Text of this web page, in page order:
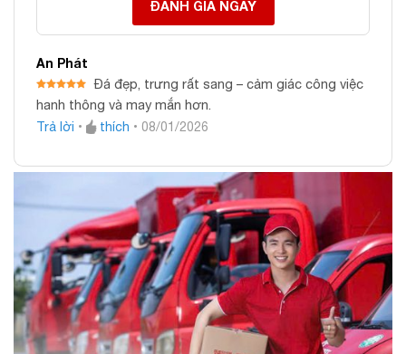
Ảnh cận cảnh Tác phẩm Tiên Cảnh Bồng Lai Ngọc
ĐÁNH GIÁ NGAY
An Phát
Được xếp
hạng 5 5
Đá đẹp, trưng rất sang – cảm giác công việc
hanh thông và may mắn hơn.
Trả lời • thích • 08/01/2026